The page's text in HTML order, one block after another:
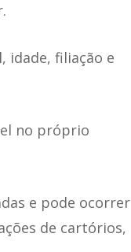
idade, filiação e
no próprio
e pode ocorrer
de cartórios,